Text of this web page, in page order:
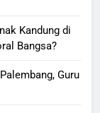
Kandung di
Bangsa?
Guru